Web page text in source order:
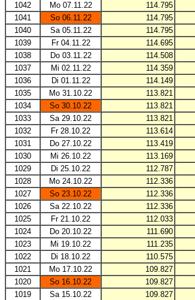
1042
Mo 07.11.22 114.795
1041
So 06.11.22 114.795
1040
Sa 05.11.22 114.795
1039
Fr 04.11.22 114.695
1038
Do 03.11.22 114.508
1037
Mi 02.11.22 114.359
1036
Di 01.11.22 114.149
1035
Mo 31.10.22 113.821
1034
So 30.10.22 113.821
1033
Sa 29.10.22 113.821
1032
Fr 28.10.22 113.614
1031
Do 27.10.22 113.419
1030
Mi 26.10.22 113.169
1029
Di 25.10.22 112.787
1028
Mo 24.10.22 112.336
1027
So 23.10.22 112.336
1026
Sa 22.10.22 112.336
1025
Fr 21.10.22 112.033
1024
Do 20.10.22 111.690
1023
Mi 19.10.22 111.235
1022
Di 18.10.22 110.575
1021
Mo 17.10.22 109.827
1020
So 16.10.22 109.827
1019
Sa 15.10.22 109.827